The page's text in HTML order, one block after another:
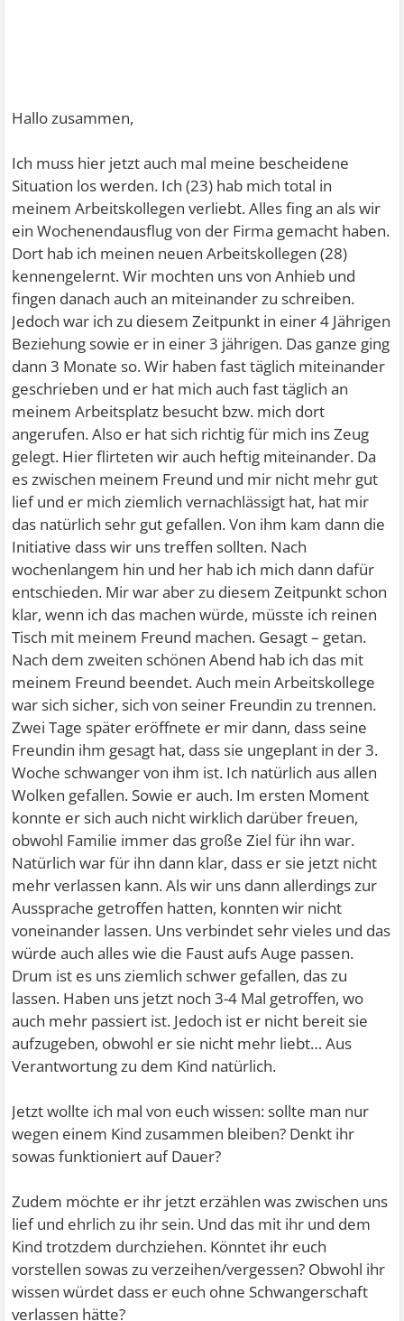
Hallo zusammen,
Ich muss hier jetzt auch mal meine bescheidene
Situation los werden. Ich (23) hab mich total in
meinem Arbeitskollegen verliebt. Alles fing an als wir
ein Wochenendausflug von der Firma gemacht haben.
Dort hab ich meinen neuen Arbeitskollegen (28)
kennengelernt. Wir mochten uns von Anhieb und
fingen danach auch an miteinander zu schreiben.
Jedoch war ich zu diesem Zeitpunkt in einer 4 Jährigen
Beziehung sowie er in einer 3 jährigen. Das ganze ging
dann 3 Monate so. Wir haben fast täglich miteinander
geschrieben und er hat mich auch fast täglich an
meinem Arbeitsplatz besucht bzw. mich dort
angerufen. Also er hat sich richtig für mich ins Zeug
gelegt. Hier flirteten wir auch heftig miteinander. Da
es zwischen meinem Freund und mir nicht mehr gut
lief und er mich ziemlich vernachlässigt hat, hat mir
das natürlich sehr gut gefallen. Von ihm kam dann die
Initiative dass wir uns treffen sollten. Nach
wochenlangem hin und her hab ich mich dann dafür
entschieden. Mir war aber zu diesem Zeitpunkt schon
klar, wenn ich das machen würde, müsste ich reinen
Tisch mit meinem Freund machen. Gesagt – getan.
Nach dem zweiten schönen Abend hab ich das mit
meinem Freund beendet. Auch mein Arbeitskollege
war sich sicher, sich von seiner Freundin zu trennen.
Zwei Tage später eröffnete er mir dann, dass seine
Freundin ihm gesagt hat, dass sie ungeplant in der 3.
Woche schwanger von ihm ist. Ich natürlich aus allen
Wolken gefallen. Sowie er auch. Im ersten Moment
konnte er sich auch nicht wirklich darüber freuen,
obwohl Familie immer das große Ziel für ihn war.
Natürlich war für ihn dann klar, dass er sie jetzt nicht
mehr verlassen kann. Als wir uns dann allerdings zur
Aussprache getroffen hatten, konnten wir nicht
voneinander lassen. Uns verbindet sehr vieles und das
würde auch alles wie die Faust aufs Auge passen.
Drum ist es uns ziemlich schwer gefallen, das zu
lassen. Haben uns jetzt noch 3-4 Mal getroffen, wo
auch mehr passiert ist. Jedoch ist er nicht bereit sie
aufzugeben, obwohl er sie nicht mehr liebt… Aus
Verantwortung zu dem Kind natürlich.
Jetzt wollte ich mal von euch wissen: sollte man nur
wegen einem Kind zusammen bleiben? Denkt ihr
sowas funktioniert auf Dauer?
Zudem möchte er ihr jetzt erzählen was zwischen uns
lief und ehrlich zu ihr sein. Und das mit ihr und dem
Kind trotzdem durchziehen. Könntet ihr euch
vorstellen sowas zu verzeihen/vergessen? Obwohl ihr
wissen würdet dass er euch ohne Schwangerschaft
verlassen hätte?